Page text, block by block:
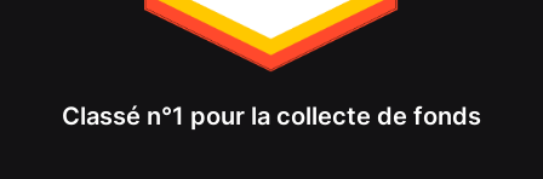
Classé n°1 pour la collecte de fonds